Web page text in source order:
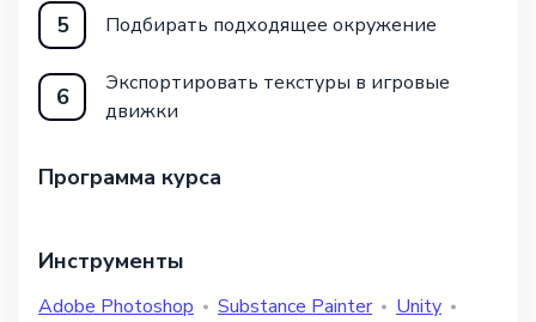
5 Подбирать подходящее окружение
6
Экспортировать текстуры в игровые
движки
Программа курса
Инструменты
Adobe Photoshop Substance Painter
Unity